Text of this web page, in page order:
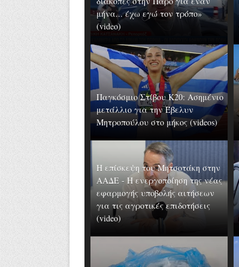
μήνα... έχω εγώ τον τρόπο»
(video)
Παγκόσμιο Στίβου Κ20: Ασημένιο
μετάλλιο για την Έβελυν
Μητροπούλου στο μήκος (videos)
Η επίσκεψη του Μητσοτάκη στην
ΑΑΔΕ - Η ενεργοποίηση της νέας
εφαρμογής υποβολής αιτήσεων
για τις αγροτικές επιδοτήσεις
(video)